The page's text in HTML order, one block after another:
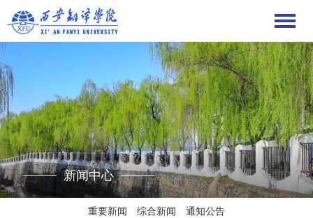
新闻中心
重要新闻 综合新闻 通知公告